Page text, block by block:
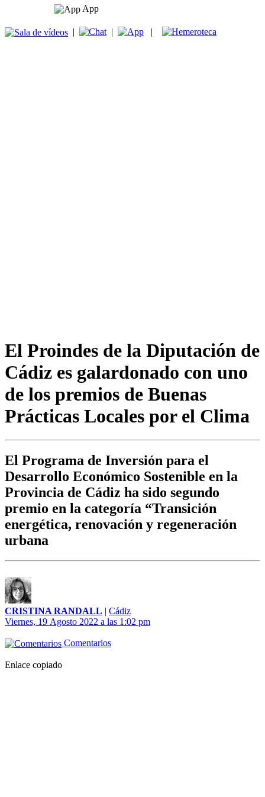
App
| | |
El Proindes de la Diputación de
Cádiz es galardonado con uno
de los premios de Buenas
Prácticas Locales por el Clima
El Programa de Inversión para el
Desarrollo Económico Sostenible en la
Provincia de Cádiz ha sido segundo
premio en la categoría “Transición
energética, renovación y regeneración
urbana
CRISTINA RANDALL | Cádiz
Viernes, 19 Agosto 2022 a las 1:02 pm
Comentarios
Enlace copiado